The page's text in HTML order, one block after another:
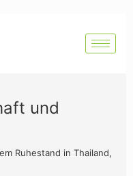
und
Ruhestand in Thailand,